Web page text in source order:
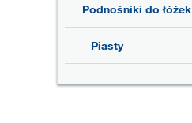
Podnośniki do łóżek
Piasty